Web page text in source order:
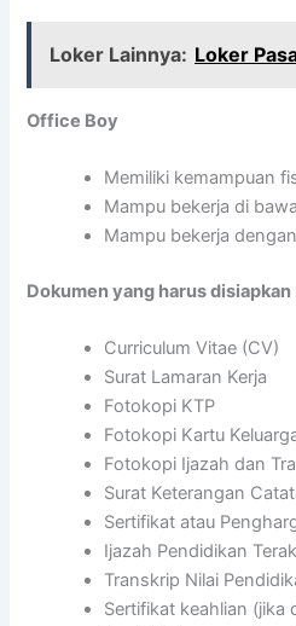
Loker Lainnya: Loker
Office Boy
Memiliki kemampuan
Mampu bekerja di
Mampu bekerja
Dokumen yang harus disiapkan
Curriculum Vitae (CV)
Surat Lamaran Kerja
Fotokopi KTP
Fotokopi Kartu
Fotokopi Ijazah dan
Surat Keterangan
Sertifikat atau
Ijazah Pendidikan
Transkrip Nilai
Sertifikat keahlian (jika